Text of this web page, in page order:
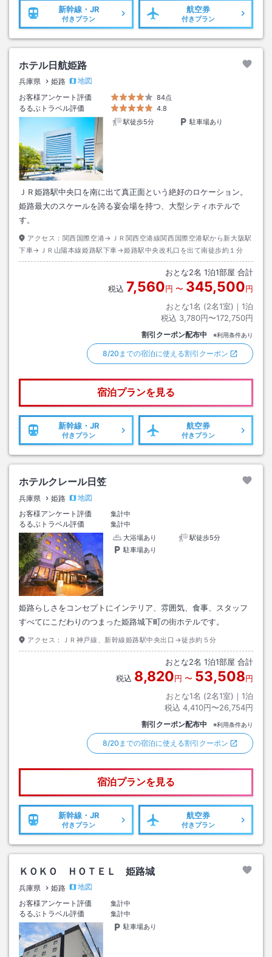
新幹線・JR
付きプラン
航空券
付きプラン
ホテル日航姫路
兵庫県 姫路
地図
お客様アンケート評価
84点
るるぶトラベル評価
4.8
駅徒歩5分
駐車場あり
ＪＲ姫路駅中央口を南に出て真正面という絶好のロケーション。
姫路最大のスケールを誇る宴会場を持つ、大型シティホテルで
す。
アクセス： 関西国際空港→ＪＲ関西空港線関西国際空港駅から新大阪駅
下車→ＪＲ山陽本線姫路駅下車→姫路駅中央改札口を出て南徒歩約１分
おとな2名 1泊1部屋 合計
税込 7,560円 〜 345,500円
おとな1名 (2名1室)｜ 1泊
税込 3,780円〜172,750円
割引クーポン配布中 ※利用条件あり
8/20までの宿泊に使える割引クーポン
宿泊プランを見る
新幹線・JR
付きプラン
航空券
付きプラン
ホテルクレール日笠
兵庫県 姫路
地図
お客様アンケート評価
集計中
るるぶトラベル評価
集計中
大浴場あり
駅徒歩5分
駐車場あり
姫路らしさをコンセプトにインテリア、雰囲気、食事、スタッフ
すべてにこだわりのつまった姫路城下町の街ホテルです。
アクセス： ＪＲ神戸線、新幹線姫路駅中央出口→徒歩約５分
おとな2名 1泊1部屋 合計
税込 8,820円 〜 53,508円
おとな1名 (2名1室)｜ 1泊
税込 4,410円〜26,754円
割引クーポン配布中 ※利用条件あり
8/20までの宿泊に使える割引クーポン
宿泊プランを見る
新幹線・JR
付きプラン
航空券
付きプラン
ＫＯＫＯ ＨＯＴＥＬ 姫路城
兵庫県 姫路
地図
お客様アンケート評価
集計中
るるぶトラベル評価
集計中
駐車場あり